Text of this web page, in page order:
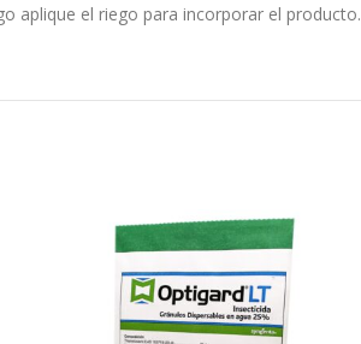
aplique el riego para incorporar el producto.